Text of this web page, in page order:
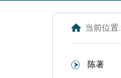
当前位置:
陈著